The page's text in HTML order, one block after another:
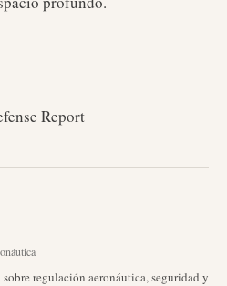
Report
regulación aeronáutica, seguridad y